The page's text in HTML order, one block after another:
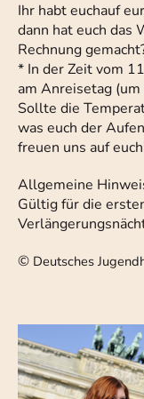
Ihr habt euchauf
dann hat euch das
Rechnung
* In der Zeit vom
am Anreisetag
Sollte die
was euch der
freuen uns auf
Allgemeine
Gültig für die
© Deutsches